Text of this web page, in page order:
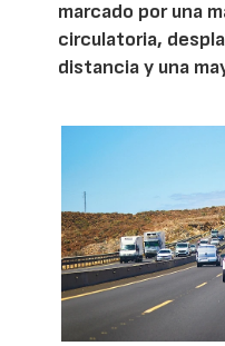
marcado por una
circulatoria,
distancia y una